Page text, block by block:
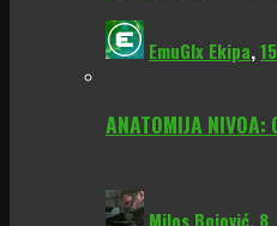
EmuGlx Ekipa,
ANATOMIJA NIVOA:
Milos Bojović,